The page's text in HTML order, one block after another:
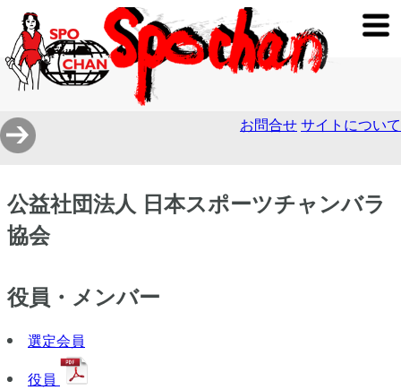
お問合せサイトについて
公益社団法人 日本スポーツチャンバラ
協会
役員・メンバー
選定会員
役員